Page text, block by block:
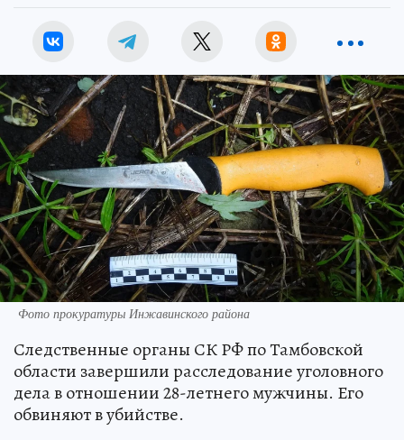
Фото прокуратуры Инжавинского района
Следственные органы СК РФ по Тамбовской
области завершили расследование уголовного
дела в отношении 28-летнего мужчины. Его
обвиняют в убийстве.